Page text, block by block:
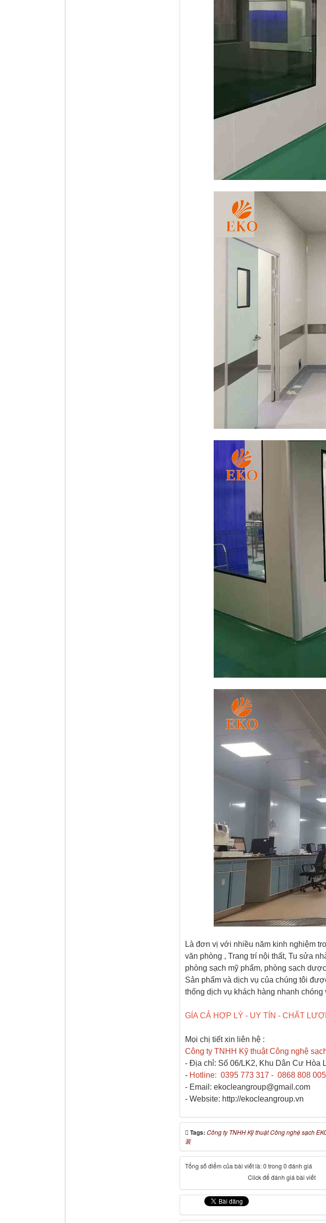
Là đơn vị với nhiều năm kinh nghiệm
văn phòng , Trang trí nội thất, Tu sửa
phòng sạch mỹ phẩm, phòng sạch
Sản phẩm và dịch vụ của chúng tôi
thống dịch vụ khách hàng nhanh
GÍA CẢ HỢP LÝ - UY TÍN - CHẤT
Mọi chị tiết xin liên hệ :
Công ty TNHH Kỹ thuật Công nghệ
- Địa chỉ: Số 06/LK2, Khu Dân Cư Hòa
- Hotline: 0395 773 317 - 0868 808 005
- Email: ekocleangroup@gmail.com
- Website: http://ekocleangroup.vn
Tags: Công ty TNHH Kỹ thuật Công nghệ sạch
装
Tổng số điểm của bài viết là: 0 trong 0 đánh giá
Click để đánh giá bài viết